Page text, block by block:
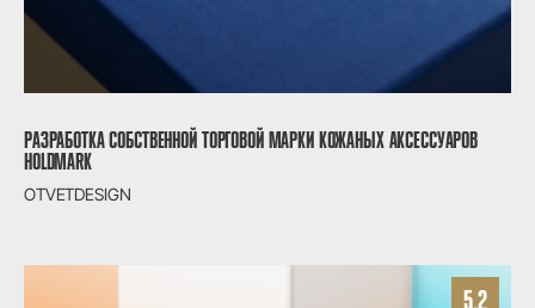
РАЗРАБОТКА СОБСТВЕННОЙ ТОРГОВОЙ МАРКИ КОЖАНЫХ АКСЕССУАРОВ
HOLDMARK
OTVETDESIGN
5.2